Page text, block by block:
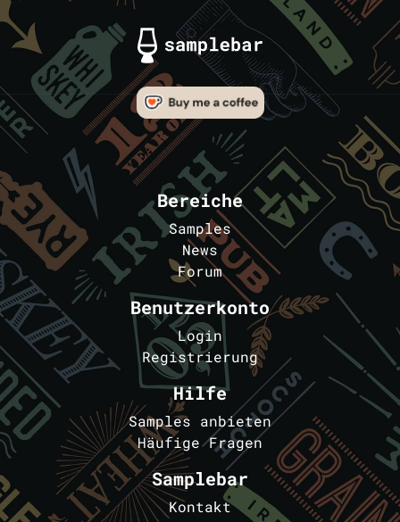
Bereiche
Samples
News
Forum
Benutzerkonto
Login
Registrierung
Hilfe
Samples anbieten
Häufige Fragen
Samplebar
Kontakt